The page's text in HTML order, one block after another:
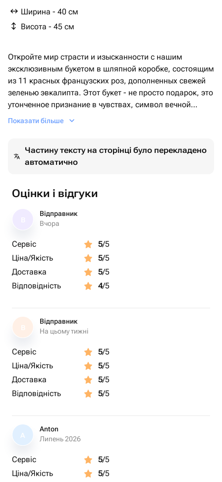
Ширина - 40 см
Висота - 45 см
Откройте мир страсти и изысканности с нашим
эксклюзивным букетом в шляпной коробке, состоящим
из 11 красных французских роз, дополненных свежей
зеленью эвкалипта. Этот букет - не просто подарок, это
утонченное признание в чувствах, символ вечной
любви и восхищения.❤️
Показати більше
Частину тексту на сторінці було перекладено
автоматично
Оцінки і відгуки
Відправник
Вчора
Сервіс 5/5
Ціна/Якість
5/5
Доставка
5/5
Відповідність
4/5
В
Відправник
На цьому тижні
Сервіс 5/5
Ціна/Якість
5/5
Доставка
5/5
Відповідність
5/5
A
Anton
Липень 2026
Сервіс 5/5
Ціна/Якість
5/5